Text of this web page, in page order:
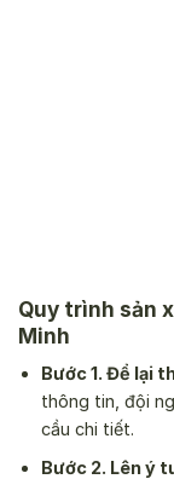
Quy trình sản
Minh
Bước 1. Để lại
thông tin, đội
cầu chi tiết.
Bước 2. Lên ý